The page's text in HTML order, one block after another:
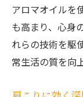
アロマオイルを
も高まり、心身
れらの技術を駆
常生活の質を向